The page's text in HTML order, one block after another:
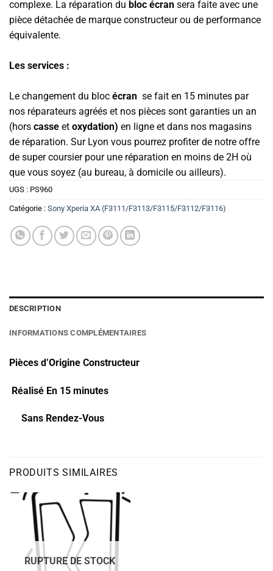
complexe. La réparation du bloc écran sera faite avec une
pièce détachée de marque constructeur ou de performance
équivalente.
Les services :
Le changement du bloc écran se fait en 15 minutes par
nos réparateurs agréés et nos pièces sont garanties un an
(hors casse et oxydation) en ligne et dans nos magasins
de réparation. Sur Lyon vous pourrez profiter de notre offre
de super coursier pour une réparation en moins de 2H où
que vous soyez (au bureau, à domicile ou ailleurs).
UGS : PS960
Catégorie : Sony Xperia XA (F3111/F3113/F3115/F3112/F3116)
DESCRIPTION
INFORMATIONS COMPLÉMENTAIRES
Pièces d’Origine Constructeur
Réalisé En 15 minutes
Sans Rendez-Vous
PRODUITS SIMILAIRES
RUPTURE DE STOCK